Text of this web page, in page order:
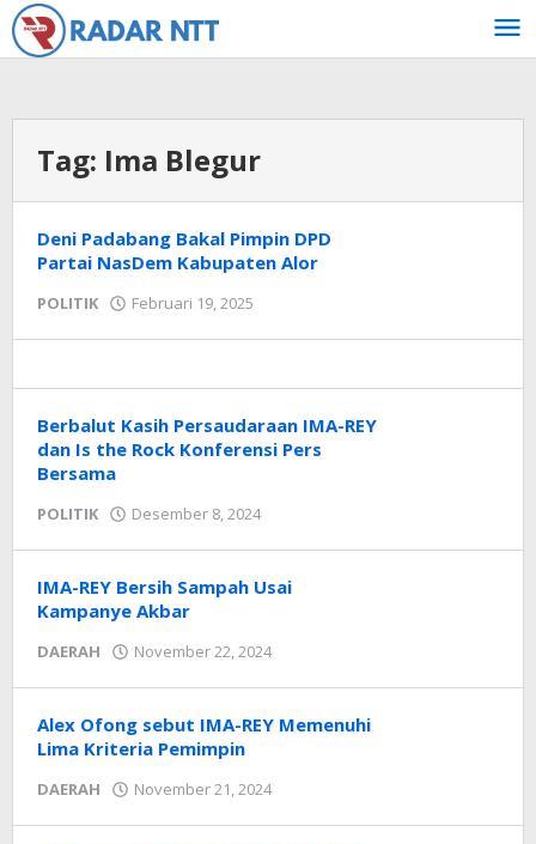
Lewati
ke
konten
Tag: Ima Blegur
Deni Padabang Bakal Pimpin DPD
Partai NasDem Kabupaten Alor
POLITIK Februari 19, 2025
NTT
Berbalut Kasih Persaudaraan IMA-REY
dan Is the Rock Konferensi Pers
Bersama
POLITIK Desember 8, 2024
NTT
IMA-REY Bersih Sampah Usai
Kampanye Akbar
DAERAH November 22, 2024
NTT
Alex Ofong sebut IMA-REY Memenuhi
Lima Kriteria Pemimpin
DAERAH November 21, 2024
NTT